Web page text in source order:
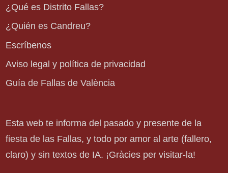
¿Qué es Distrito Fallas?
¿Quién es Candreu?
Escríbenos
Aviso legal y política de privacidad
Guía de Fallas de València
Esta web te informa del pasado y presente de la
fiesta de las Fallas, y todo por amor al arte (fallero,
claro) y sin textos de IA. ¡Gràcies per visitar-la!